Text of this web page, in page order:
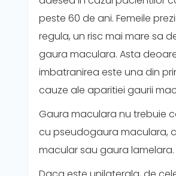
peste 60 de ani. Femeile
regula, un risc mai mare sa
gaura maculara. Asta
imbatranirea este una din
cauze ale aparitiei gaurii
Gaura maculara nu trebuie
cu pseudogaura maculara,
macular sau gaura lamelara.